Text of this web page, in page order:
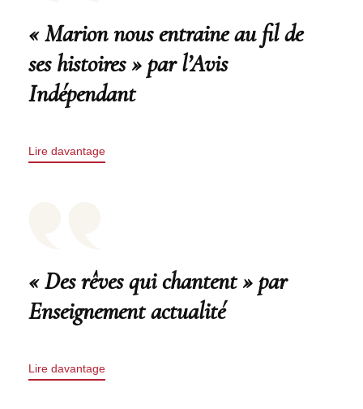
« Marion nous entraine au fil de
ses histoires » par l’Avis
Indépendant
Lire davantage
« Des rêves qui chantent » par
Enseignement actualité
Lire davantage